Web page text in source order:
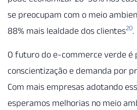
se preocupam com o meio
88% mais lealdade dos clientes20.
O futuro do e-commerce verde é
conscientização e demanda por
Com mais empresas adotando
esperamos melhorias no meio